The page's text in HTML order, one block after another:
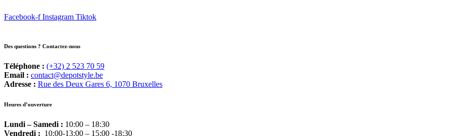
Facebook-f Instagram Tiktok
Des questions ? Contactez-nous
Téléphone : (+32) 2 523 70 59
Email : contact@depotstyle.be
Adresse : Rue des Deux Gares 6, 1070 Bruxelles
Heures d’ouverture
Lundi – Samedi : 10:00 – 18:30
Vendredi : 10:00-13:00 – 15:00 -18:30